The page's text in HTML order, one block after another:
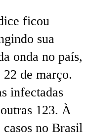
ficou
sua
onda no país,
de março.
infectadas
123. À
no Brasil